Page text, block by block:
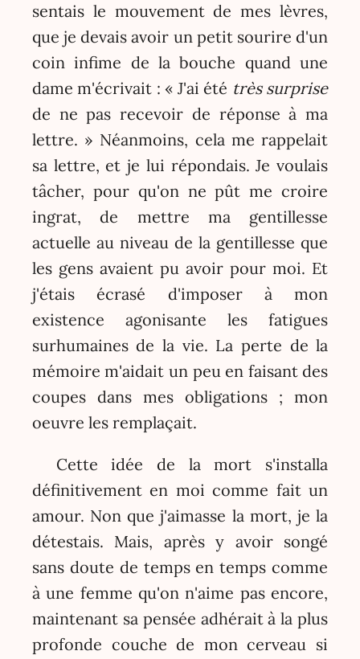
sentais le mouvement de mes lèvres,
que je devais avoir un petit sourire d'un
coin infime de la bouche quand une
dame m'écrivait : « J'ai été très surprise
de ne pas recevoir de réponse à ma
lettre. » Néanmoins, cela me rappelait
sa lettre, et je lui répondais. Je voulais
tâcher, pour qu'on ne pût me croire
ingrat, de mettre ma gentillesse
actuelle au niveau de la gentillesse que
les gens avaient pu avoir pour moi. Et
j'étais écrasé d'imposer à mon
existence agonisante les fatigues
surhumaines de la vie. La perte de la
mémoire m'aidait un peu en faisant des
coupes dans mes obligations ; mon
oeuvre les remplaçait.
Cette idée de la mort s'installa
définitivement en moi comme fait un
amour. Non que j'aimasse la mort, je la
détestais. Mais, après y avoir songé
sans doute de temps en temps comme
à une femme qu'on n'aime pas encore,
maintenant sa pensée adhérait à la plus
profonde couche de mon cerveau si